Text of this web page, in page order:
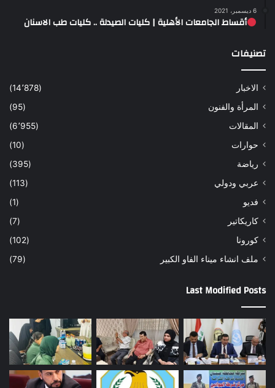
6 ديسمبر، 2021
أقساط الجامعات الأهلية | كليات الصيدلة .. كليات طب الاسنان
تصنيفات
الاخبار
(14٬878)
المرأة والفنون
(95)
المقالات
(6٬955)
حوارات
(10)
رياضة
(395)
عربي ودولي
(113)
فديو
(1)
كاريكاتير
(7)
كورونا
(102)
ملف انشاء ميناء الفاو الكبير
(79)
Last Modified Posts